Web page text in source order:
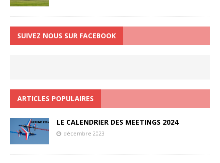
SUIVEZ NOUS SUR FACEBOOK
ARTICLES POPULAIRES
LE CALENDRIER DES MEETINGS 2024
décembre 2023